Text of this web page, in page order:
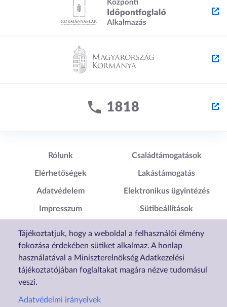
Tájékoztatjuk, hogy a weboldal a felhasználói élmény
fokozása érdekében sütiket alkalmaz. A honlap
használatával a Miniszterelnökség Adatkezelési
tájékoztatójában foglaltakat magára nézve tudomásul
veszi.
Adatvédelmi irányelvek
Lábléc1
Rólunk
Elérhetőségek
Adatvédelem
Impresszum
Nyilatkozat
Lábléc2
Családtámogatások
Lakástámogatás
Elektronikus ügyintézés
Sütibeállítások